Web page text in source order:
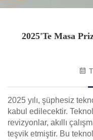
2025'te Masa
2025 yılı, şüphesiz
kabul edilecektir.
revizyonlar, akıllı
teşvik etmiştir. Bu